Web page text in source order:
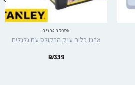
אספקה טכנית
ארגז כלים ענק הרקולס עם גלגלים
₪339